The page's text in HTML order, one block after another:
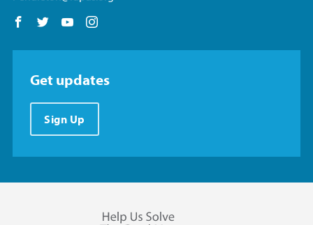
Follow us on Facebook
Follow us on Twitter
Follow us on YouTube
Get updates
Sign Up